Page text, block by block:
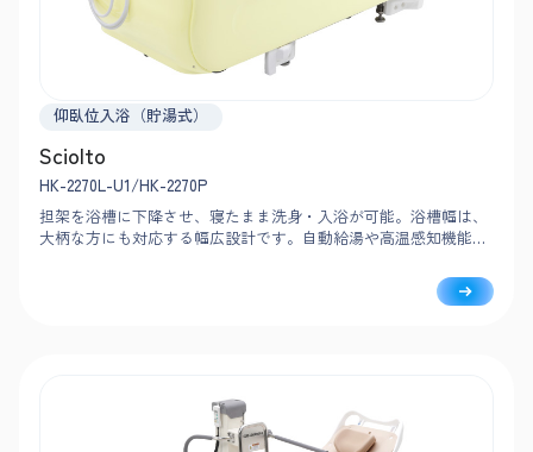
仰臥位入浴（貯湯式）
Sciolto
HK-2270L-U1/HK-2270P
担架を浴槽に下降させ、寝たまま洗身・入浴が可能。浴槽幅は、
大柄な方にも対応する幅広設計です。自動給湯や高温感知機能な